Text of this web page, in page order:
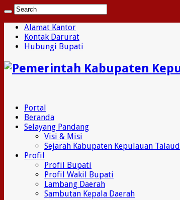
Alamat Kantor
Kontak Darurat
Hubungi Bupati
Portal
Beranda
Selayang Pandang
Visi & Misi
Sejarah Kabupaten Kepulauan Talaud
Profil
Profil Bupati
Profil Wakil Bupati
Lambang Daerah
Sambutan Kepala Daerah